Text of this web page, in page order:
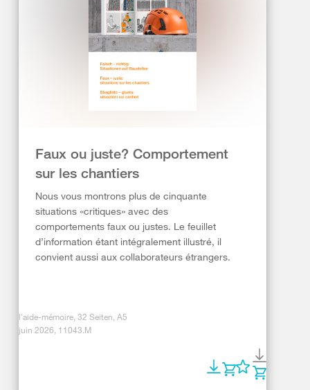
Faux ou juste? Comportement
sur les chantiers
Nous vous montrons plus de cinquante
situations «critiques» avec des
comportements faux ou justes. Le feuillet
d’information étant intégralement illustré, il
convient aussi aux collaborateurs étrangers.
l'aide-mémoire, 32 Seiten, A5
juin 2026, 11043.M